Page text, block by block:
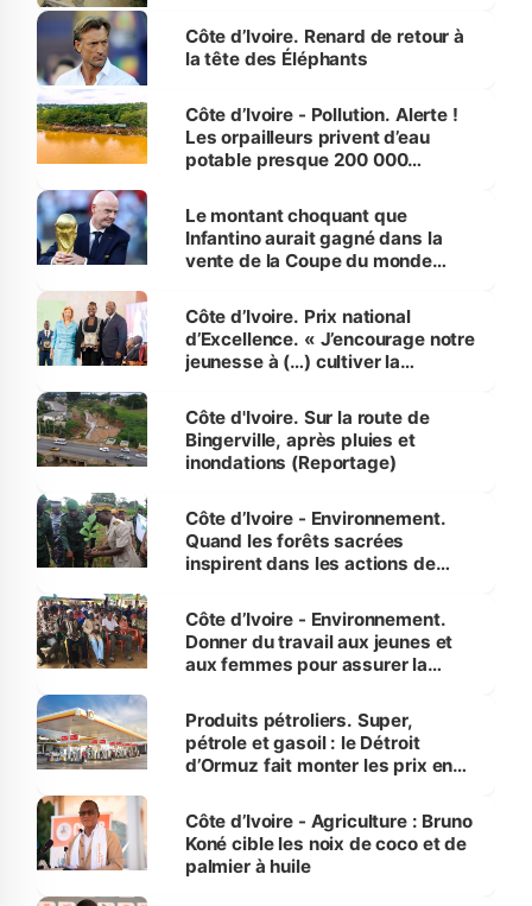
Côte d’Ivoire. Renard de retour à
la tête des Éléphants
Côte d’Ivoire - Pollution. Alerte !
Les orpailleurs privent d’eau
potable presque 200 000
Le montant choquant que
Infantino aurait gagné dans la
vente de la Coupe du monde
Côte d’Ivoire. Prix national
d’Excellence. « J’encourage notre
jeunesse à (…) cultiver la
(Alassane Ouattara
Côte d'Ivoire. Sur la route de
Bingerville, après pluies et
inondations (Reportage)
Côte d’Ivoire - Environnement.
Quand les forêts sacrées
inspirent dans les actions de
Côte d’Ivoire - Environnement.
Donner du travail aux jeunes et
aux femmes pour assurer la
menacées
Produits pétroliers. Super,
pétrole et gasoil : le Détroit
d’Ormuz fait monter les prix en
Côte d’Ivoire - Agriculture : Bruno
Koné cible les noix de coco et de
palmier à huile